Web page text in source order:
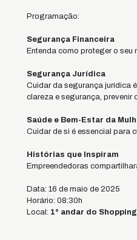
Programação:
Segurança Financeira
Entenda como proteger o
Segurança Jurídica
Cuidar da segurança jurídica
clareza e segurança, prevenir
Saúde e Bem-Estar da
Cuidar de si é essencial para
Histórias que Inspiram
Empreendedoras
Data: 16 de maio de 2025
Horário: 08:30h
Local: 1° andar do